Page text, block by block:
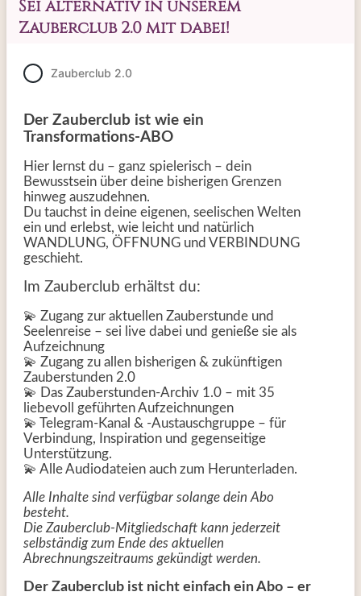
Sei alternativ in unserem
Zauberclub 2.0 mit dabei!
Zauberclub 2.0
Der Zauberclub ist wie ein
Transformations-ABO
Hier lernst du – ganz spielerisch – dein
Bewusstsein über deine bisherigen Grenzen
hinweg auszudehnen.
Du tauchst in deine eigenen, seelischen Welten
ein und erlebst, wie leicht und natürlich
WANDLUNG, ÖFFNUNG und VERBINDUNG
geschieht.
Im Zauberclub erhältst du:
💫 Zugang zur aktuellen Zauberstunde und
Seelenreise – sei live dabei und genieße sie als
Aufzeichnung
💫 Zugang zu allen bisherigen & zukünftigen
Zauberstunden 2.0
💫 Das Zauberstunden-Archiv 1.0 – mit 35
liebevoll geführten Aufzeichnungen
💫 Telegram-Kanal & -Austauschgruppe – für
Verbindung, Inspiration und gegenseitige
Unterstützung.
💫 Alle Audiodateien auch zum Herunterladen.
Alle Inhalte sind verfügbar solange dein Abo
besteht.
Die Zauberclub-Mitgliedschaft kann jederzeit
selbständig zum Ende des aktuellen
Abrechnungszeitraums gekündigt werden.
Der Zauberclub ist nicht einfach ein Abo – er